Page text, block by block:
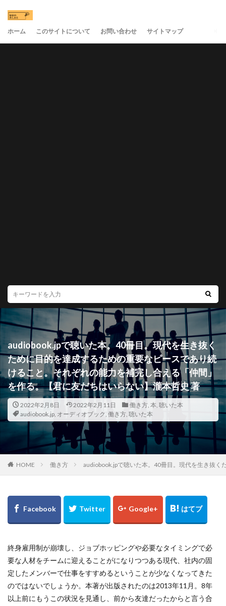
ホーム このサイトについて お問い合わせ サイトマップ
audiobook.jpで聴いた本。40冊目。現代を生き抜く
ために目的を達成するための重要なピースであり続
けること。それぞれの能力を補完し合える「仲間」
を作る。【君に友だちはいらない】瀧本哲史 著
2022年2月8日 2022年2月11日 働き方, 本, 聴いた本
audiobook.jp, オーディオブック, 働き方, 聴いた本
HOME 働き方 audiobook.jpで聴いた本。40冊目。現代を生き抜く
終身雇用制が崩壊し、ジョブホッピングや必要なタイミングで必
要な人材をチームに迎えることがになりつつある現代、社内の固
定したメンバーで仕事をすすめるということが少なくなってきた
のではないでしょうか。本著が出版されたのは2013年11月。8年
以上前にもうこの状況を見通し、前から友達だったからと言う合